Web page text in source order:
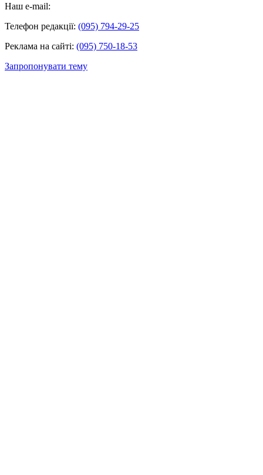
Наш e-mail:
Телефон редакції: (095) 794-29-25
Реклама на сайті: (095) 750-18-53
Запропонувати тему